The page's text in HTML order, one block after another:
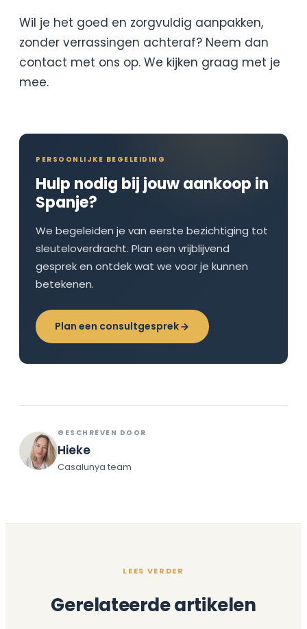
Wil je het goed en zorgvuldig aanpakken,
zonder verrassingen achteraf? Neem dan
contact met ons op. We kijken graag met je
mee.
PERSOONLIJKE BEGELEIDING
Hulp nodig bij jouw aankoop in
Spanje?
We begeleiden je van eerste bezichtiging tot
sleuteloverdracht. Plan een vrijblijvend
gesprek en ontdek wat we voor je kunnen
betekenen.
Plan een consultgesprek
GESCHREVEN DOOR
Hieke
Casalunya team
LEES VERDER
Gerelateerde artikelen